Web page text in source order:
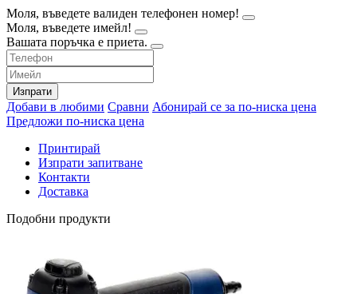
Моля, въведете валиден телефонен номер!
Моля, въведете имейл!
Вашата поръчка е приета.
Изпрати
Добави в любими Сравни Абонирай се за по-ниска цена
Предложи по-ниска цена
Принтирай
Изпрати запитване
Контакти
Доставка
Подобни продукти